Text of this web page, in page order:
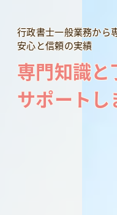
行政書士一般業務から
安心と信頼の実績
専門知識と
サポートし